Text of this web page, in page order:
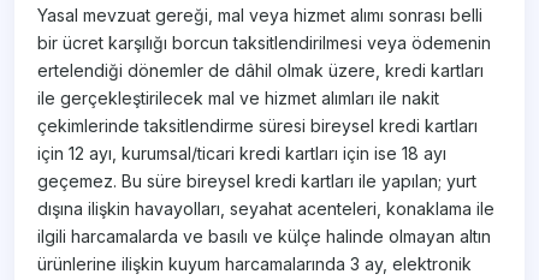
Yasal mevzuat gereği, mal veya hizmet alımı sonrası belli
bir ücret karşılığı borcun taksitlendirilmesi veya ödemenin
ertelendiği dönemler de dâhil olmak üzere, kredi kartları
ile gerçekleştirilecek mal ve hizmet alımları ile nakit
çekimlerinde taksitlendirme süresi bireysel kredi kartları
için 12 ayı, kurumsal/ticari kredi kartları için ise 18 ayı
geçemez. Bu süre bireysel kredi kartları ile yapılan; yurt
dışına ilişkin havayolları, seyahat acenteleri, konaklama ile
ilgili harcamalarda ve basılı ve külçe halinde olmayan altın
ürünlerine ilişkin kuyum harcamalarında 3 ay, elektronik